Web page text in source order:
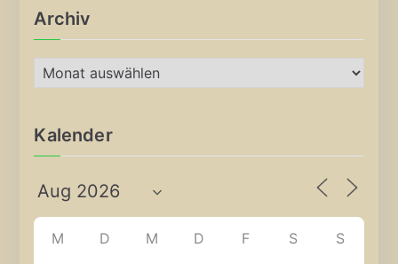
Archiv
r
h
v
Kalender
M D M D F S S